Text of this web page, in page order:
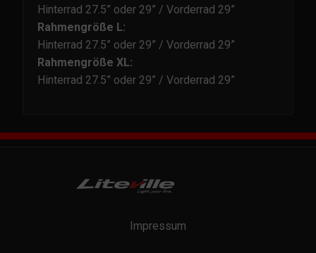
Hinterrad 27.5” oder 29” / Vorderrad 29”
Rahmengröße L:
Hinterrad 27.5” oder 29” / Vorderrad 29”
Rahmengröße XL:
Hinterrad 27.5” oder 29” / Vorderrad 29”
Impressum